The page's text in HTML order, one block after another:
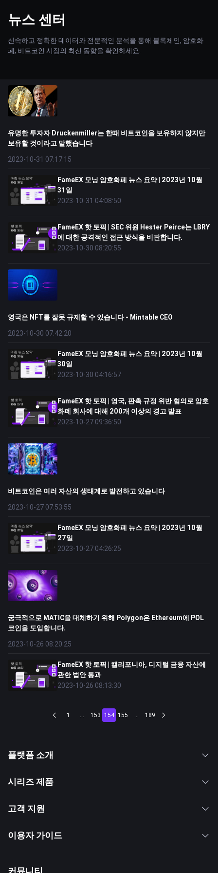
뉴스 센터
신속하고 정확한 데이터와 전문적인 분석을 통해 블록체인, 암호화
폐, 비트코인 시장의 최신 동향을 확인하세요.
유명한 투자자 Druckenmiller는 한때 비트코인을 보유하지 않지만
보유할 것이라고 말했습니다
2023-10-31 07:17:15
FameEX 모닝 암호화폐 뉴스 요약 | 2023년 10월
31일
2023-10-31 04:08:50
FameEX 핫 토픽 | SEC 위원 Hester Peirce는 LBRY
에 대한 공격적인 접근 방식을 비판합니다.
2023-10-30 08:20:55
영국은 NFT를 잘못 규제할 수 있습니다 - Mintable CEO
2023-10-30 07:42:20
FameEX 모닝 암호화폐 뉴스 요약 | 2023년 10월
30일
2023-10-30 04:16:57
FameEX 핫 토픽 | 영국, 판촉 규정 위반 혐의로 암호
화폐 회사에 대해 200개 이상의 경고 발표
2023-10-27 09:36:50
비트코인은 여러 자산의 생태계로 발전하고 있습니다
2023-10-27 07:53:55
FameEX 모닝 암호화폐 뉴스 요약 | 2023년 10월
27일
2023-10-27 04:26:25
궁극적으로 MATIC을 대체하기 위해 Polygon은 Ethereum에 POL
코인을 도입합니다.
2023-10-26 08:20:25
FameEX 핫 토픽 | 캘리포니아, 디지털 금융 자산에
관한 법안 통과
2023-10-26 08:13:30
1 ... 153 154 155 ... 189
플랫폼 소개
시리즈 제품
고객 지원
이용자 가이드